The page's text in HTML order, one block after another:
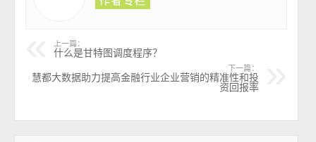
上一篇：
什么是甘特图调度程序？
下一篇：
慧都大数据助力提高金融行业企业营销的精准性和投
资回报率